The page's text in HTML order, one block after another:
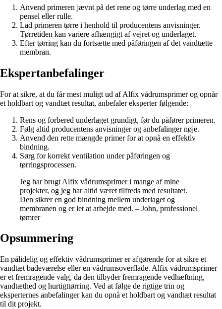
Anvend primeren jævnt på det rene og tørre underlag med en
pensel eller rulle.
Lad primeren tørre i henhold til producentens anvisninger.
Tørretiden kan variere afhængigt af vejret og underlaget.
Efter tørring kan du fortsætte med påføringen af det vandtætte
membran.
Ekspertanbefalinger
For at sikre, at du får mest muligt ud af Alfix vådrumsprimer og opnår
et holdbart og vandtæt resultat, anbefaler eksperter følgende:
Rens og forbered underlaget grundigt, før du påfører primeren.
Følg altid producentens anvisninger og anbefalinger nøje.
Anvend den rette mængde primer for at opnå en effektiv
bindning.
Sørg for korrekt ventilation under påføringen og
tørringsprocessen.
Jeg har brugt Alfix vådrumsprimer i mange af mine
projekter, og jeg har altid været tilfreds med resultatet.
Den sikrer en god bindning mellem underlaget og
membranen og er let at arbejde med. – John, professionel
tømrer
Opsummering
En pålidelig og effektiv vådrumsprimer er afgørende for at sikre et
vandtæt badeværelse eller en vådrumsoverflade. Alfix vådrumsprimer
er et fremragende valg, da den tilbyder fremragende vedhæftning,
vandtæthed og hurtigttørring. Ved at følge de rigtige trin og
eksperternes anbefalinger kan du opnå et holdbart og vandtæt resultat
til dit projekt.